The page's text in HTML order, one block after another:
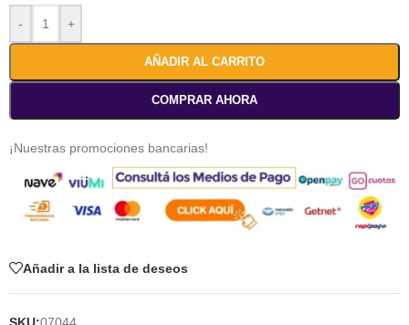
- +
AÑADIR AL CARRITO
COMPRAR AHORA
¡Nuestras promociones bancarias!
Añadir a la lista de deseos